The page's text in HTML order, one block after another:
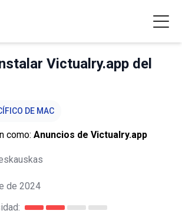
Victualry.app del
DE MAC
como: Anuncios de Victualry.app
de 2024